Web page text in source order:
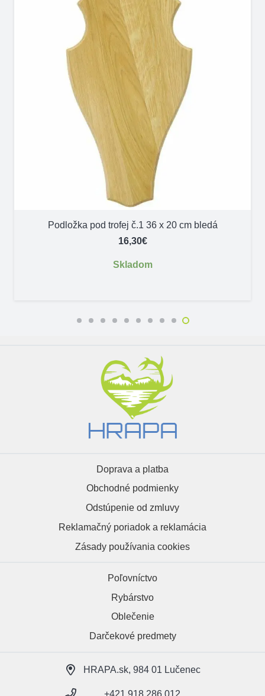
Podložka pod trofej č.1 36 x 20 cm bledá
16,30€
Skladom
Doprava a platba
Obchodné podmienky
Odstúpenie od zmluvy
Reklamačný poriadok a reklamácia
Zásady používania cookies
Poľovníctvo
Rybárstvo
Oblečenie
Darčekové predmety
HRAPA.sk, 984 01 Lučenec
+421 918 286 012